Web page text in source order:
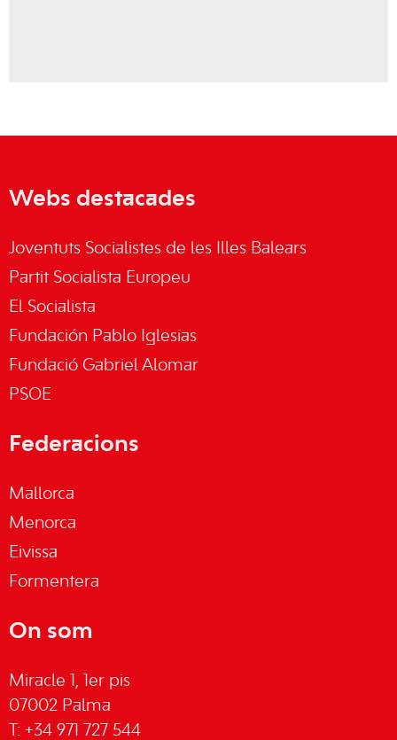
Webs destacades
Joventuts Socialistes de les Illes Balears
Partit Socialista Europeu
El Socialista
Fundación Pablo Iglesias
Fundació Gabriel Alomar
PSOE
Federacions
Mallorca
Menorca
Eivissa
Formentera
On som
Miracle 1, 1er pis
07002 Palma
T: +34 971 727 544